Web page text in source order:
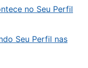
no Seu Perfil
Seu Perfil nas